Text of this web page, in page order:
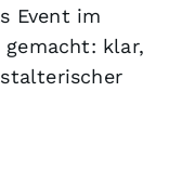
Event im
klar,